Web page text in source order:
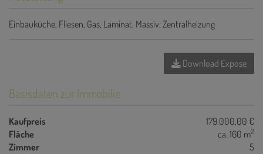
Einbauküche Fliesen Gas Laminat Massiv Zentralheizung
Download Expose
Basisdaten zur Immobilie
Kaufpreis
179.000,00 €
Fläche
ca. 160 m2
Zimmer 5